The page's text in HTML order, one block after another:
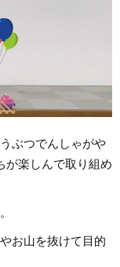
ぶつでんしゃがや
が楽しんで取り組め
お山を抜けて目的